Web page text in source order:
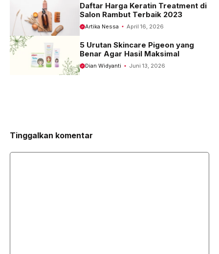
Daftar Harga Keratin Treatment di
Salon Rambut Terbaik 2023
Artika Nessa April 16, 2026
5 Urutan Skincare Pigeon yang
Benar Agar Hasil Maksimal
Dian Widyanti Juni 13, 2026
Tinggalkan komentar